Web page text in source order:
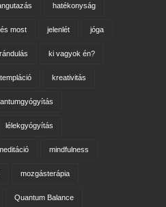
hatékonyság
most jelenlét jóga
ki vagyok én?
kreativitás
lélekgyógyítás
mindfulness
mozgásterápia
Quantum Balance